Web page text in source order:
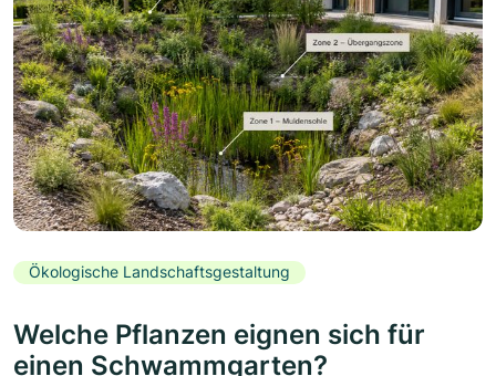
Ökologische Landschaftsgestaltung
Welche Pflanzen eignen sich für
einen Schwammgarten?